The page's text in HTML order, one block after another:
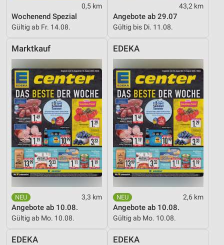
0,5 km
Wochenend Spezial
Gültig ab Fr. 14.08.
43,2 km
Angebote ab 29.07
Gültig bis Di. 11.08.
Marktkauf
3,3 km
Angebote ab 10.08.
Gültig ab Mo. 10.08.
EDEKA
2,6 km
Angebote ab 10.08.
Gültig ab Mo. 10.08.
EDEKA EDEKA